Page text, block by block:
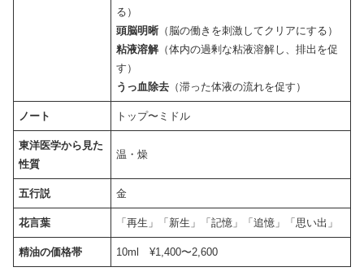
る）
頭脳明晰 （脳の働きを刺激してクリアにする）
粘液溶解（体内の過剰な粘液溶解し、排出を促
す）
うっ血除去 （滞った体液の流れを促す）
ノート トップ〜ミドル
東洋医学から見た
性質
温・燥
五行説 金
花言葉 「再生」「新生」「記憶」「追憶」「思い出」
精油の価格帯 10ml ¥1,400〜2,600